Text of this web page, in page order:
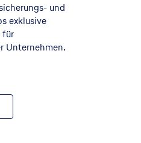
und
exklusive
für
Unternehmen.